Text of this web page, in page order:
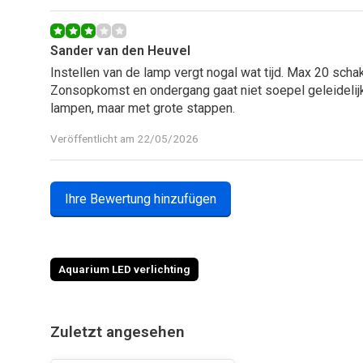
Sander van den Heuvel
Instellen van de lamp vergt nogal wat tijd. Max 20
Zonsopkomst en ondergang gaat niet soepel
lampen, maar met grote stappen.
Veröffentlicht am 22/05/2026
Rene Veit
Perfekt!!!!!! 5 Sterne
Overgestapt naar een kleinere aquarium. Bij de vorige
Ihre Bewertung hinzufügen
Aquarium LED verlichting
Zuletzt angesehen